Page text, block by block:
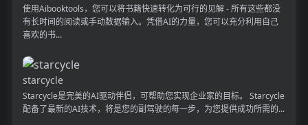
使用Aibooktools，您可以将书籍快速转化为可行的见解 - 所有这些都没
有长时间的阅读或手动数据输入。凭借AI的力量，您可以充分利用自己
喜欢的书...
starcycle
Starcycle是完美的AI驱动伴侣，可帮助您实现企业家的目标。 Starcycle
配备了最新的AI技术，将是您的副驾驶的每一步，为您提供成功所需的...